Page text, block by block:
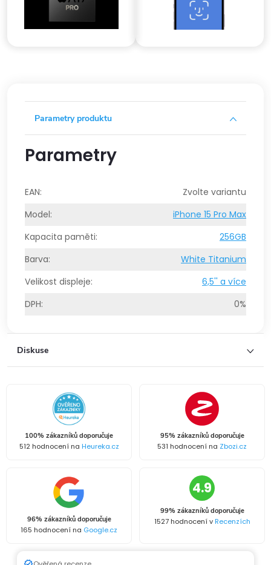
Parametry produktu
Parametry
EAN:
Zvolte variantu
Model:
iPhone 15 Pro Max
Kapacita paměti:
256GB
Barva:
White Titanium
Velikost displeje:
6,5'' a více
DPH: 0%
Diskuse
100% zákazníků doporučuje
512 hodnocení na Heureka.cz
95% zákazníků doporučuje
531 hodnocení na Zbozi.cz
96% zákazníků doporučuje
165 hodnocení na Google.cz
4.9
99% zákazníků doporučuje
1527 hodnocení vRecenzích